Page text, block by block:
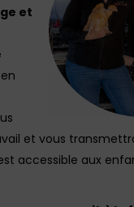
et
et vous
accessible aux